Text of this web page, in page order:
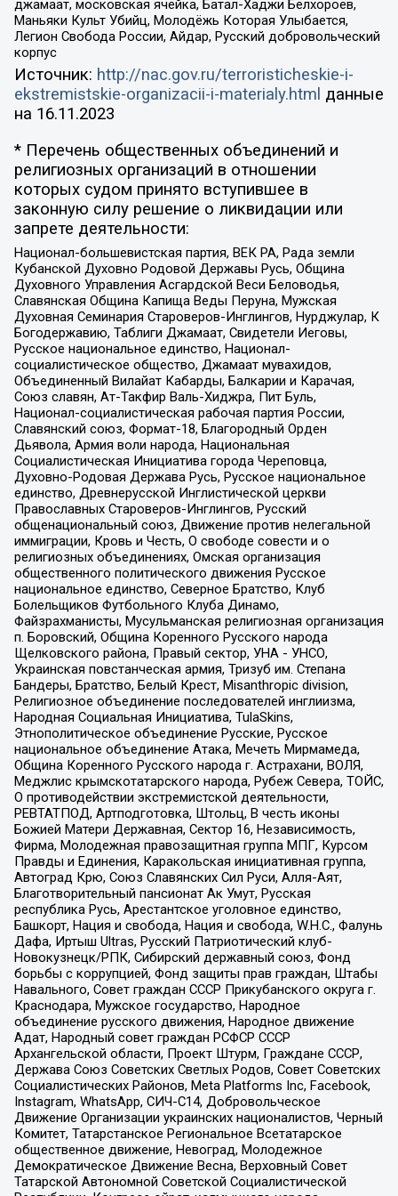
джамаат, московская ячейка, Батал-Хаджи Белхороев,
Маньяки Культ Убийц, Молодёжь Которая Улыбается,
Легион Свобода России, Айдар, Русский добровольческий
корпус
Источник: http://nac.gov.ru/terroristicheskie-i-
ekstremistskie-organizacii-i-materialy.html данные
на 16.11.2023
* Перечень общественных объединений и
религиозных организаций в отношении
которых судом принято вступившее в
законную силу решение о ликвидации или
запрете деятельности:
Национал-большевистская партия, ВЕК РА, Рада земли
Кубанской Духовно Родовой Державы Русь, Община
Духовного Управления Асгардской Веси Беловодья,
Славянская Община Капища Веды Перуна, Мужская
Духовная Семинария Староверов-Инглингов, Нурджулар, К
Богодержавию, Таблиги Джамаат, Свидетели Иеговы,
Русское национальное единство, Национал-
социалистическое общество, Джамаат мувахидов,
Объединенный Вилайат Кабарды, Балкарии и Карачая,
Союз славян, Ат-Такфир Валь-Хиджра, Пит Буль,
Национал-социалистическая рабочая партия России,
Славянский союз, Формат-18, Благородный Орден
Дьявола, Армия воли народа, Национальная
Социалистическая Инициатива города Череповца,
Духовно-Родовая Держава Русь, Русское национальное
единство, Древнерусской Инглистической церкви
Православных Староверов-Инглингов, Русский
общенациональный союз, Движение против нелегальной
иммиграции, Кровь и Честь, О свободе совести и о
религиозных объединениях, Омская организация
общественного политического движения Русское
национальное единство, Северное Братство, Клуб
Болельщиков Футбольного Клуба Динамо,
Файзрахманисты, Мусульманская религиозная организация
п. Боровский, Община Коренного Русского народа
Щелковского района, Правый сектор, УНА - УНСО,
Украинская повстанческая армия, Тризуб им. Степана
Бандеры, Братство, Белый Крест, Misanthropic division,
Религиозное объединение последователей инглиизма,
Народная Социальная Инициатива, TulaSkins,
Этнополитическое объединение Русские, Русское
национальное объединение Атака, Мечеть Мирмамеда,
Община Коренного Русского народа г. Астрахани, ВОЛЯ,
Меджлис крымскотатарского народа, Рубеж Севера, ТОЙС,
О противодействии экстремистской деятельности,
РЕВТАТПОД, Артподготовка, Штольц, В честь иконы
Божией Матери Державная, Сектор 16, Независимость,
Фирма, Молодежная правозащитная группа МПГ, Курсом
Правды и Единения, Каракольская инициативная группа,
Автоград Крю, Союз Славянских Сил Руси, Алля-Аят,
Благотворительный пансионат Ак Умут, Русская
республика Русь, Арестантское уголовное единство,
Башкорт, Нация и свобода, Нация и свобода, W.H.С., Фалунь
Дафа, Иртыш Ultras, Русский Патриотический клуб-
Новокузнецк/РПК, Сибирский державный союз, Фонд
борьбы с коррупцией, Фонд защиты прав граждан, Штабы
Навального, Совет граждан СССР Прикубанского округа г.
Краснодара, Мужское государство, Народное
объединение русского движения, Народное движение
Адат, Народный совет граждан РСФСР СССР
Архангельской области, Проект Штурм, Граждане СССР,
Держава Союз Советских Светлых Родов, Совет Советских
Социалистических Районов, Meta Platforms Inc, Facebook,
Instagram, WhatsApp, СИЧ-С14, Добровольческое
Движение Организации украинских националистов, Черный
Комитет, Татарстанское Региональное Всетатарское
общественное движение, Невоград, Молодежное
Демократическое Движение Весна, Верховный Совет
Татарской Автономной Советской Социалистической